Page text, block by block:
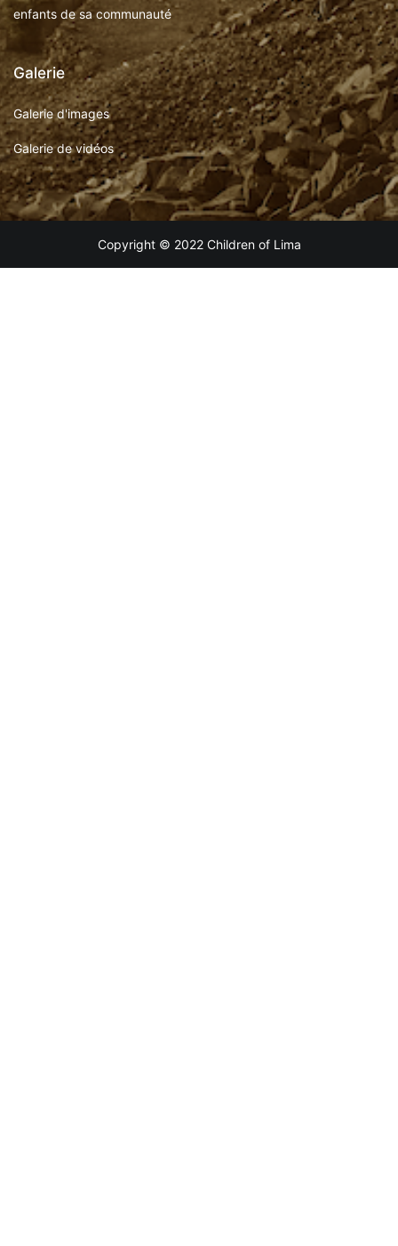
enfants de sa communauté
Galerie
Galerie d'images
Galerie de vidéos
Copyright © 2022 Children of Lima